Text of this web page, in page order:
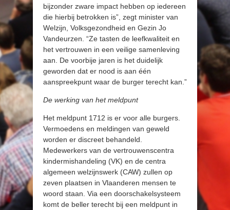
bijzonder zware impact hebben op iedereen
die hierbij betrokken is”, zegt minister van
Welzijn, Volksgezondheid en Gezin Jo
Vandeurzen. “Ze tasten de leefkwaliteit en
het vertrouwen in een veilige samenleving
aan. De voorbije jaren is het duidelijk
geworden dat er nood is aan één
aanspreekpunt waar de burger terecht kan.”
De werking van het meldpunt
Het meldpunt 1712 is er voor alle burgers.
Vermoedens en meldingen van geweld
worden er discreet behandeld.
Medewerkers van de vertrouwenscentra
kindermishandeling (VK) en de centra
algemeen welzijnswerk (CAW) zullen op
zeven plaatsen in Vlaanderen mensen te
woord staan. Via een doorschakelsysteem
komt de beller terecht bij een meldpunt in